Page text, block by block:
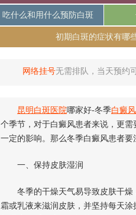
吃什么和用什么预防白斑
初期白斑的症状有哪
网络挂号无需排队，当天预约
昆明白斑医院哪家好-冬季白癜
个季节，对于白癜风患者来说，更
一定的影响。那么冬季白癜风患者要
一、保持皮肤湿润
冬季的干燥天气易导致皮肤干燥
霜或乳液来滋润皮肤，并坚持每天